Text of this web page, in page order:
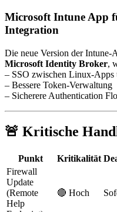
Microsoft Intune App
Integration
Die neue Version der
Microsoft Identity Broker,
– SSO zwischen Linux-Apps
– Bessere Token-Verwaltung
– Sicherere Authentication
🚨 Kritische
Punkt Kritikalität
Firewall
Update
(Remote
Help
🔴 Hoch